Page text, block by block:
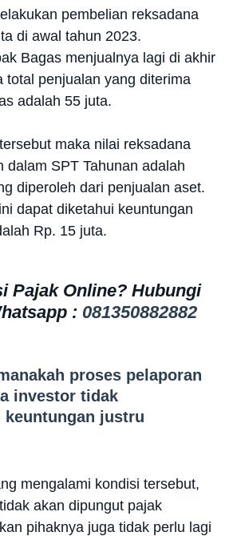
pembelian reksadana
di awal tahun 2023.
Bagas menjualnya lagi di akhir
total penjualan yang diterima
adalah 55 juta.
maka nilai reksadana
dalam SPT Tahunan adalah
diperoleh dari penjualan aset.
dapat diketahui keuntungan
Rp. 15 juta.
Pajak Online? Hubungi
: 081350882882
proses pelaporan
investor tidak
keuntungan justru
mengalami kondisi tersebut,
akan dipungut pajak
pihaknya juga tidak perlu lagi